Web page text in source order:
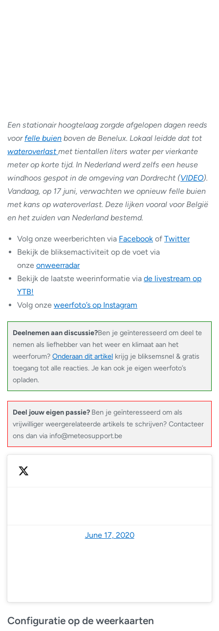
Een stationair hoogtelaag zorgde afgelopen dagen reeds
voor felle buien boven de Benelux. Lokaal leidde dat tot
wateroverlastmet tientallen liters water per vierkante
meter op korte tijd. In Nederland werd zelfs een heuse
windhoos gespot in de omgeving van Dordrecht (VIDEO).
Vandaag, op 17 juni, verwachten we opnieuw felle buien
met kans op wateroverlast. Deze lijken vooral voor België
en het zuiden van Nederland bestemd.
Volg onze weerberichten via Facebook of Twitter
Bekijk de bliksemactiviteit op de voet via
onze onweerradar
Bekijk de laatste weerinformatie via de livestream op
YTB!
Volg onze weerfoto’s op Instagram
Deelnemen aan discussie?Ben je geïnteresseerd om deel te
nemen als liefhebber van het weer en klimaat aan het
weerforum? Onderaan dit artikel krijg je bliksemsnel & gratis
toegang tot alle reacties. Je kan ook je eigen weerfoto’s
opladen.
Deel jouw eigen passie? Ben je geïnteresseerd om als
vrijwilliger weergerelateerde artikels te schrijven? Contacteer
ons dan via info@meteosupport.be
June 17, 2020
Configuratie op de weerkaarten